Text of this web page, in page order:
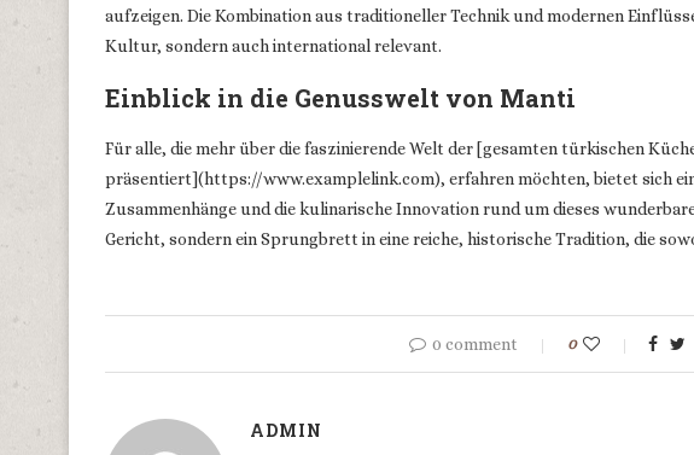
aufzeigen. Die Kombination aus traditioneller Technik und modernen
Kultur, sondern auch international relevant.
Einblick in die Genusswelt von Manti
Für alle, die mehr über die faszinierende Welt der [gesamten türkischen
präsentiert](https://www.examplelink.com), erfahren möchten, bietet sich
Zusammenhänge und die kulinarische Innovation rund um dieses
Gericht, sondern ein Sprungbrett in eine reiche, historische Tradition, die
0 comment 0
ADMIN